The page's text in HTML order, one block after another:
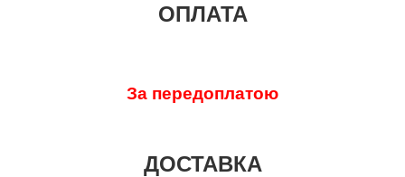
ОПЛАТА
За передоплатою
ДОСТАВКА